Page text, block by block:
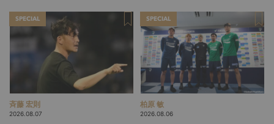
SPECIAL
斉藤 宏則
2026.08.07
SPECIAL
柏原 敏
2026.08.06